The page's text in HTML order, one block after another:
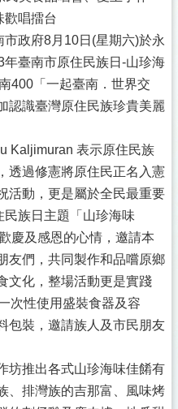
歡唱擂台
政府8月10日(星期六)於永
臺南市原住民族日-山珍海
400「一起臺南．世界交
認識臺灣原住民族珍貴美麗
Kaljimuran 表示原住民族
透過修憲將原住民正名入憲
活動，更是屬於全民最重要
族日主題「山珍海味
慶及感恩的心情，邀請本
友們，共同製作和品嚐原鄉
文化，整場活動更是實踐
次性使用盛裝食器及容
包裝，邀請族人及市民朋友
坊推出各式山珍海味佳餚有
、排灣族的吉那富、風味烤